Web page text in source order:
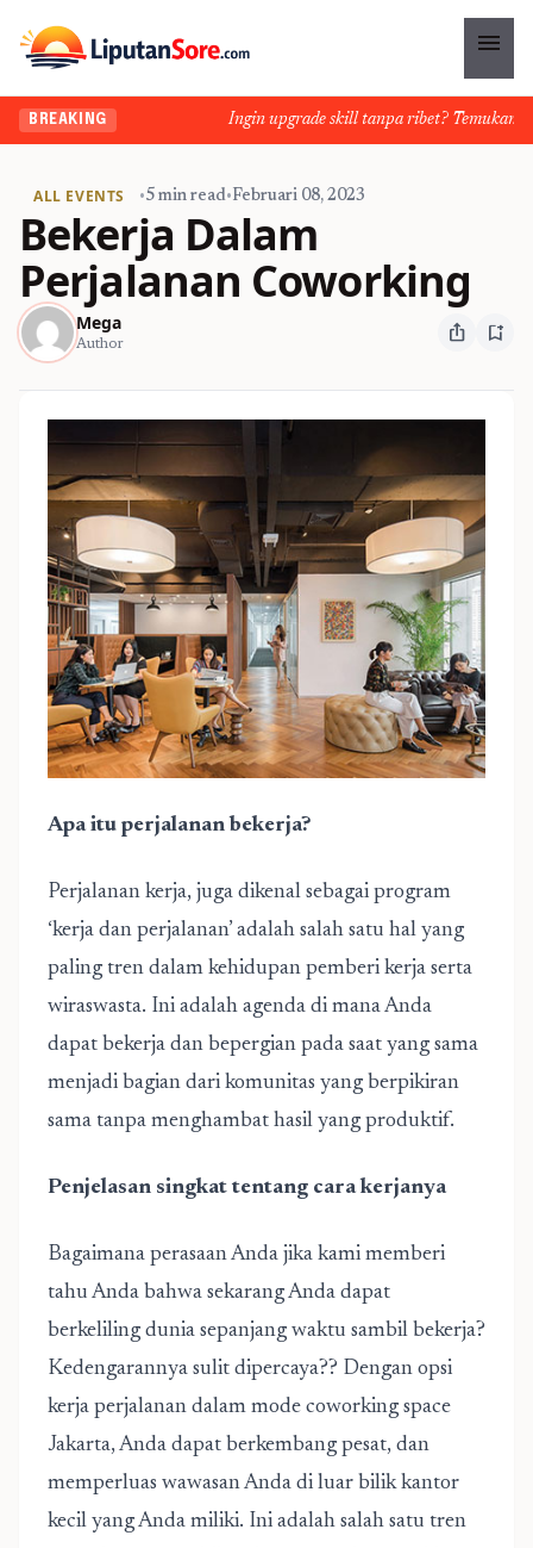
menu
BREAKING Ingin upgrade skill tanpa ribet? Temukan
ALL EVENTS •5 min read•Februari 08, 2023
Bekerja Dalam
Perjalanan Coworking
Mega
Author ios_share bookmark_add
Apa itu perjalanan bekerja?
Perjalanan kerja, juga dikenal sebagai program
‘kerja dan perjalanan’ adalah salah satu hal yang
paling tren dalam kehidupan pemberi kerja serta
wiraswasta. Ini adalah agenda di mana Anda
dapat bekerja dan bepergian pada saat yang sama
menjadi bagian dari komunitas yang berpikiran
sama tanpa menghambat hasil yang produktif.
Penjelasan singkat tentang cara kerjanya
Bagaimana perasaan Anda jika kami memberi
tahu Anda bahwa sekarang Anda dapat
berkeliling dunia sepanjang waktu sambil bekerja?
Kedengarannya sulit dipercaya?? Dengan opsi
kerja perjalanan dalam mode coworking space
Jakarta, Anda dapat berkembang pesat, dan
memperluas wawasan Anda di luar bilik kantor
kecil yang Anda miliki. Ini adalah salah satu tren